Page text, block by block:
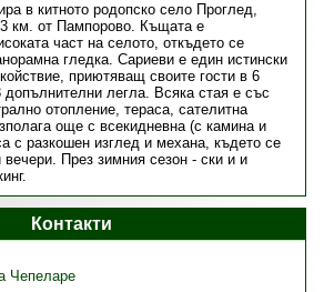
в китното родопско село Проглед,
км. от Пампорово. Къщата е
част на селото, откъдето се
гледка. Сариеви е един истински
приютяващ своите гости в 6
легла. Всяка стая е със
отопление, тераса, сателитна
още с всекидневна (с камина и
с разкошен изглед и механа, където се
През зимния сезон - ски и и
Контакти
Чепеларе